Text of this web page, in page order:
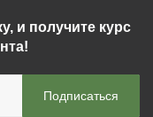
и получите курс